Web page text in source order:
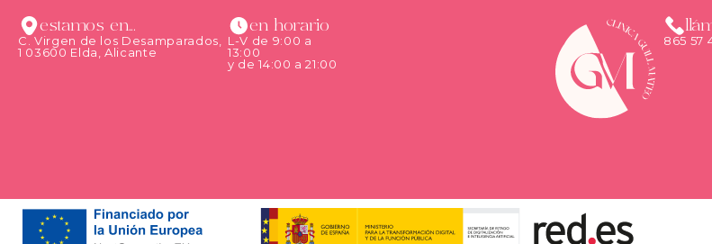
estamos en...
C. Virgen de los Desamparados,
1 03600 Elda, Alicante
en horario
L-V de 9:00 a
13:00
y de 14:00 a 21:00
865 57